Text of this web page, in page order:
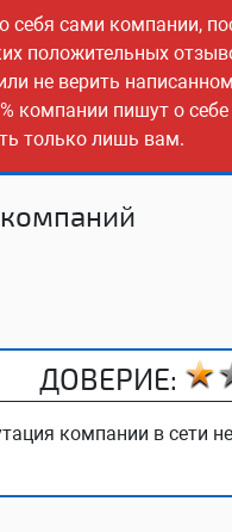
себя сами компании,
положительных
не верить
компании пишут о
только лишь вам.
ДОВЕРИЕ:
компании в сети